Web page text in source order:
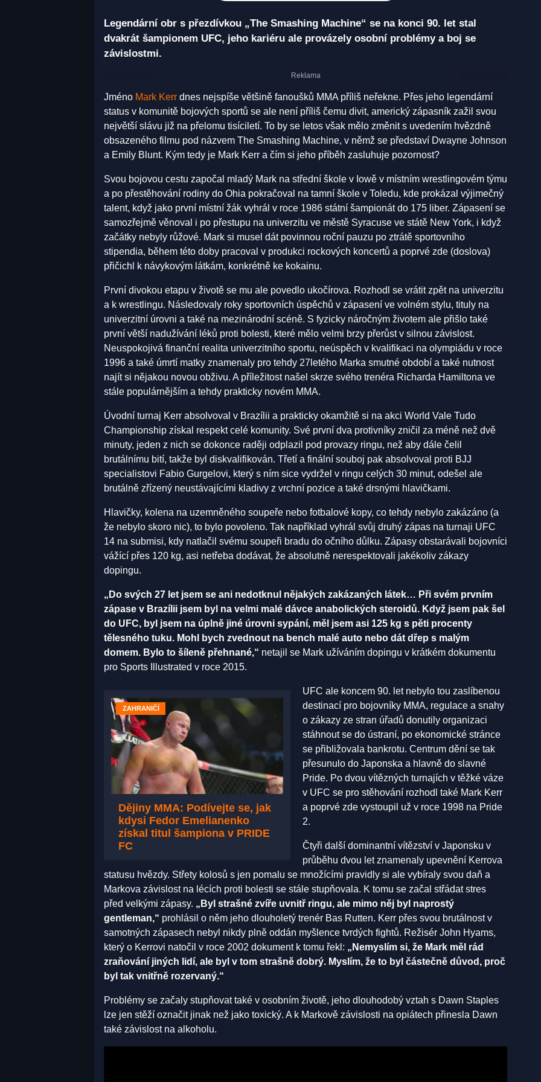
Legendární obr s přezdívkou „The Smashing Machine“ se na konci 90. let stal
dvakrát šampionem UFC, jeho kariéru ale provázely osobní problémy a boj se
závislostmi.
Jméno Mark Kerr dnes nejspíše většině fanoušků MMA příliš neřekne. Přes jeho legendární
status v komunitě bojových sportů se ale není příliš čemu divit, americký zápasník zažil svou
největší slávu již na přelomu tisíciletí. To by se letos však mělo změnit s uvedením hvězdně
obsazeného filmu pod názvem The Smashing Machine, v němž se představí Dwayne Johnson
a Emily Blunt. Kým tedy je Mark Kerr a čím si jeho příběh zasluhuje pozornost?
Svou bojovou cestu započal mladý Mark na střední škole v Iowě v místním wrestlingovém týmu
a po přestěhování rodiny do Ohia pokračoval na tamní škole v Toledu, kde prokázal výjimečný
talent, když jako první místní žák vyhrál v roce 1986 státní šampionát do 175 liber. Zápasení se
samozřejmě věnoval i po přestupu na univerzitu ve městě Syracuse ve státě New York, i když
začátky nebyly růžové. Mark si musel dát povinnou roční pauzu po ztrátě sportovního
stipendia, během této doby pracoval v produkci rockových koncertů a poprvé zde (doslova)
přičichl k návykovým látkám, konkrétně ke kokainu.
První divokou etapu v životě se mu ale povedlo ukočírova. Rozhodl se vrátit zpět na univerzitu
a k wrestlingu. Následovaly roky sportovních úspěchů v zápasení ve volném stylu, tituly na
univerzitní úrovni a také na mezinárodní scéně. S fyzicky náročným životem ale přišlo také
první větší nadužívání léků proti bolesti, které mělo velmi brzy přerůst v silnou závislost.
Neuspokojivá finanční realita univerzitního sportu, neúspěch v kvalifikaci na olympiádu v roce
1996 a také úmrtí matky znamenaly pro tehdy 27letého Marka smutné období a také nutnost
najít si nějakou novou obživu. A příležitost našel skrze svého trenéra Richarda Hamiltona ve
stále populárnějším a tehdy prakticky novém MMA.
Úvodní turnaj Kerr absolvoval v Brazílii a prakticky okamžitě si na akci World Vale Tudo
Championship získal respekt celé komunity. Své první dva protivníky zničil za méně než dvě
minuty, jeden z nich se dokonce raději odplazil pod provazy ringu, než aby dále čelil
brutálnímu bití, takže byl diskvalifikován. Třetí a finální souboj pak absolvoval proti BJJ
specialistovi Fabio Gurgelovi, který s ním sice vydržel v ringu celých 30 minut, odešel ale
brutálně zřízený neustávajícími kladivy z vrchní pozice a také drsnými hlavičkami.
Hlavičky, kolena na uzemněného soupeře nebo fotbalové kopy, co tehdy nebylo zakázáno (a
že nebylo skoro nic), to bylo povoleno. Tak například vyhrál svůj druhý zápas na turnaji UFC
14 na submisi, kdy natlačil svému soupeři bradu do očního důlku. Zápasy obstarávali bojovníci
vážící přes 120 kg, asi netřeba dodávat, že absolutně nerespektovali jakékoliv zákazy
dopingu.
„Do svých 27 let jsem se ani nedotknul nějakých zakázaných látek… Při svém prvním
zápase v Brazílii jsem byl na velmi malé dávce anabolických steroidů. Když jsem pak šel
do UFC, byl jsem na úplně jiné úrovni sypání, měl jsem asi 125 kg s pěti procenty
tělesného tuku. Mohl bych zvednout na bench malé auto nebo dát dřep s malým
domem. Bylo to šíleně přehnané,“ netajil se Mark užíváním dopingu v krátkém dokumentu
pro Sports Illustrated v roce 2015.
ZAHRANIČÍ
Dějiny MMA: Podívejte se, jak
kdysi Fedor Emelianenko
získal titul šampiona v PRIDE
FC
UFC ale koncem 90. let nebylo tou zaslíbenou
destinací pro bojovníky MMA, regulace a snahy
o zákazy ze stran úřadů donutily organizaci
stáhnout se do ústraní, po ekonomické stránce
se přibližovala bankrotu. Centrum dění se tak
přesunulo do Japonska a hlavně do slavné
Pride. Po dvou vítězných turnajích v těžké váze
v UFC se pro stěhování rozhodl také Mark Kerr
a poprvé zde vystoupil už v roce 1998 na Pride
2.
Čtyři další dominantní vítězství v Japonsku v
průběhu dvou let znamenaly upevnění Kerrova
statusu hvězdy. Střety kolosů s jen pomalu se množícími pravidly si ale vybíraly svou daň a
Markova závislost na lécích proti bolesti se stále stupňovala. K tomu se začal střádat stres
před velkými zápasy. „Byl strašné zvíře uvnitř ringu, ale mimo něj byl naprostý
gentleman,“ prohlásil o něm jeho dlouholetý trenér Bas Rutten. Kerr přes svou brutálnost v
samotných zápasech nebyl nikdy plně oddán myšlence tvrdých fightů. Režisér John Hyams,
který o Kerrovi natočil v roce 2002 dokument k tomu řekl: „Nemyslím si, že Mark měl rád
zraňování jiných lidí, ale byl v tom strašně dobrý. Myslím, že to byl částečně důvod, proč
byl tak vnitřně rozervaný.“
Problémy se začaly stupňovat také v osobním životě, jeho dlouhodobý vztah s Dawn Staples
lze jen stěží označit jinak než jako toxický. A k Markově závislosti na opiátech přinesla Dawn
také závislost na alkoholu.